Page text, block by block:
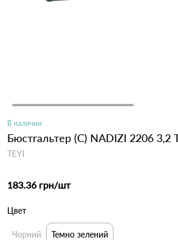
В наличии
Бюстгальтер (С) NADIZI 2206 3,2
TEYI
183.36 грн/шт
Цвет
Чорний Темно зелений